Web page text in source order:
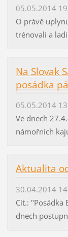
05.05.2014
O právě
trénovali a
Na Slovak
posádka
05.05.2014
Ve dnech
námořních
Aktualita
30.04.2014
Cit.: "Posádka
dnech